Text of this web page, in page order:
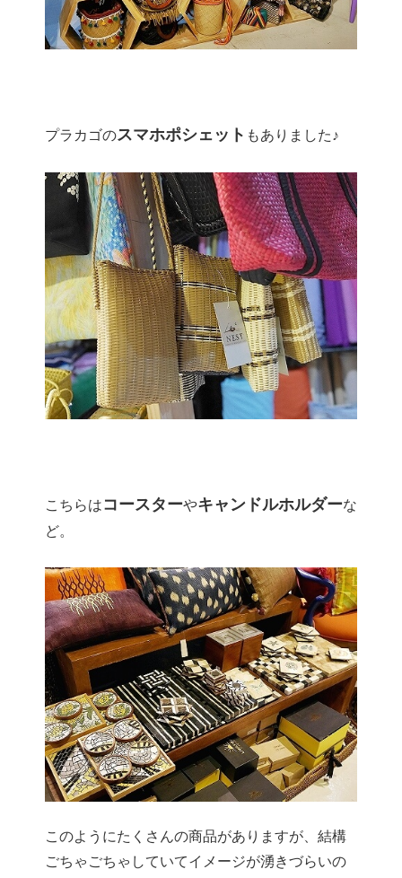
プラカゴのスマホポシェット もありました♪
こちらはコースターやキャンドルホルダーな
ど。
このようにたくさんの商品がありますが、結構
ごちゃごちゃしていてイメージが湧きづらいの